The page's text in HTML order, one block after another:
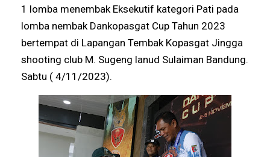
1 lomba menembak Eksekutif kategori Pati pada
lomba nembak Dankopasgat Cup Tahun 2023
bertempat di Lapangan Tembak Kopasgat Jingga
shooting club M. Sugeng lanud Sulaiman Bandung.
Sabtu ( 4/11/2023).